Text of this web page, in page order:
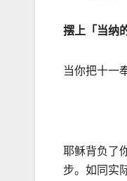
摆上「当纳
当你把十一
耶稣背负了
步。如同实